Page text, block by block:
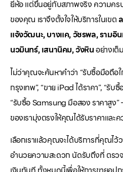
ยี่ห้อ แต่ขึ้นอยู่กับสภาพจริง ความคร
ของคุณ เราจึงตั้งใจให้บริการในเขต
แจ้งวัฒนะ, บางแค, วัชรพล, รามอิ
นวมินทร์, เสนานิคม, วังหินอย่างเต็
ไม่ว่าคุณจะค้นหาคำว่า “รับซื้อมือถือ
กรุงเทพ”, “ขาย iPad ได้ราคา”, “รั
“รับซื้อ Samsung มือสอง ราคาสูง
ของเรามุ่งตรงให้คุณได้รับราคาและ
เลือกเราแล้วคุณจะได้บริการที่คุณไ
อำนวยความสะดวก นัดรับถึงที่ ตรว